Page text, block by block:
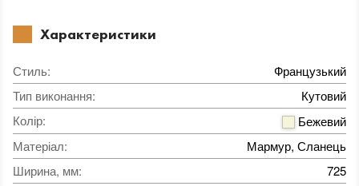
Характеристики
Стиль:
Французький
Тип виконання:
Кутовий
Колір:
Бежевий
Матеріал:
Мармур, Сланець
Ширина, мм:
725